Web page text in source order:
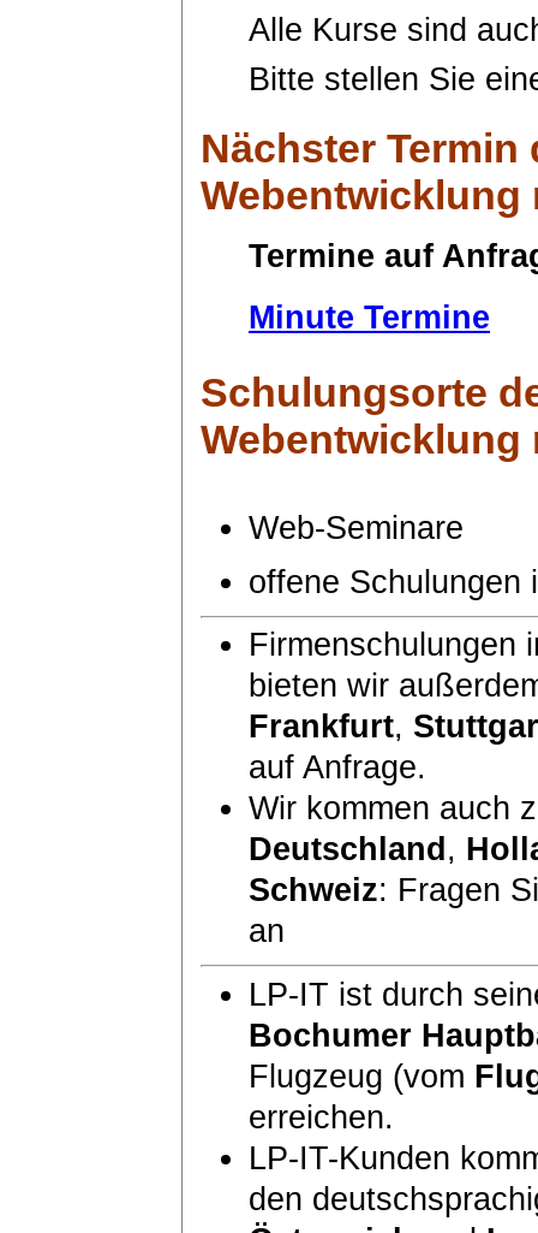
Alle Kurse sind
Bitte stellen Sie
Nächster Termin
Termine auf
Minute Termine
Schulungsorte
Web-Seminare
offene Schulungen
Firmenschulungen
bieten wir
Frankfurt,
auf Anfrage.
Wir kommen auch
Deutschland ,
Schweiz: Fragen
an
LP-IT ist durch
Bochumer
Flugzeug (vom
erreichen.
LP-IT-Kunden
den